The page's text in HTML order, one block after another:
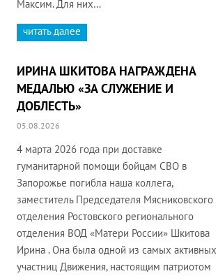
Максим. Для них…
читать далее
ИРИНА ШКИТОВА НАГРАЖДЕНА
МЕДАЛЬЮ «ЗА СЛУЖЕНИЕ И
ДОБЛЕСТЬ»
05.08.2026
4 марта 2026 года при доставке
гуманитарной помощи бойцам СВО в
Запорожье погибла наша коллега,
заместитель Председателя Мясниковского
отделения Ростовского регионального
отделения ВОД «Матери России» Шкитова
Ирина . Она была одной из самых активных
участниц Движения, настоящим патриотом